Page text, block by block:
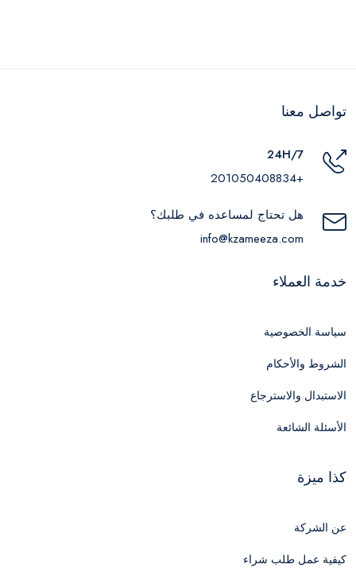
تواصل معنا
24H/7
+201050408834
هل تحتاج لمساعده في طلبك؟
info@kzameeza.com
خدمة العملاء
سياسة الخصوصية
الشروط والأحكام
الاستبدال والاسترجاع
الأسئلة الشائعة
كذا ميزة
عن الشركة
كيفية عمل طلب شراء